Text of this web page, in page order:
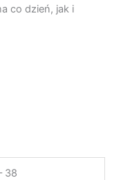
co dzień, jak i
38